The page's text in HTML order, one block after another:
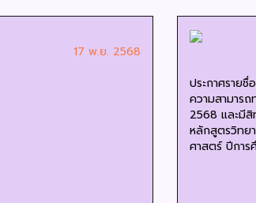
17 พ.ย. 2568
ประกาศราย
ความสามาร
2568 และมี
หลักสูตรวิทย
ศาสตร์ ปีการ